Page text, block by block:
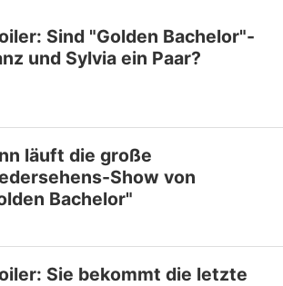
Sind "Golden Bachelor"-
und Sylvia ein Paar?
läuft die große
Show von
Bachelor"
Sie bekommt die letzte